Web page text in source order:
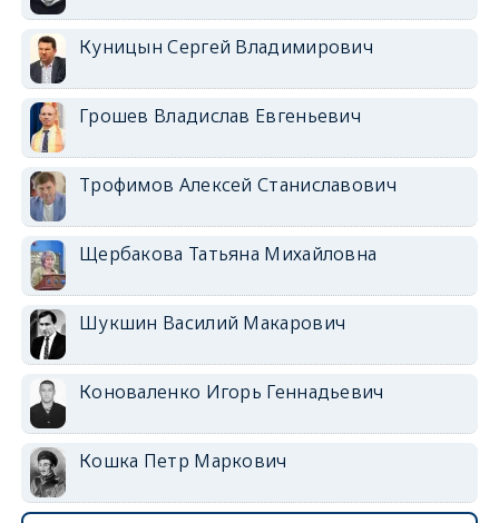
Куницын Сергей Владимирович
Грошев Владислав Евгеньевич
Трофимов Алексей Станиславович
Щербакова Татьяна Михайловна
Шукшин Василий Макарович
Коноваленко Игорь Геннадьевич
Кошка Петр Маркович